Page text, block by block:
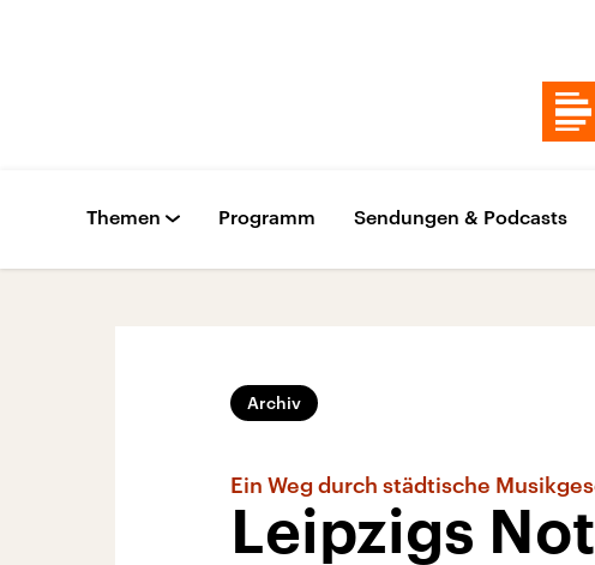
Themen Programm Sendungen & Podcasts
Archiv
Ein Weg durch städtische
Leipzigs